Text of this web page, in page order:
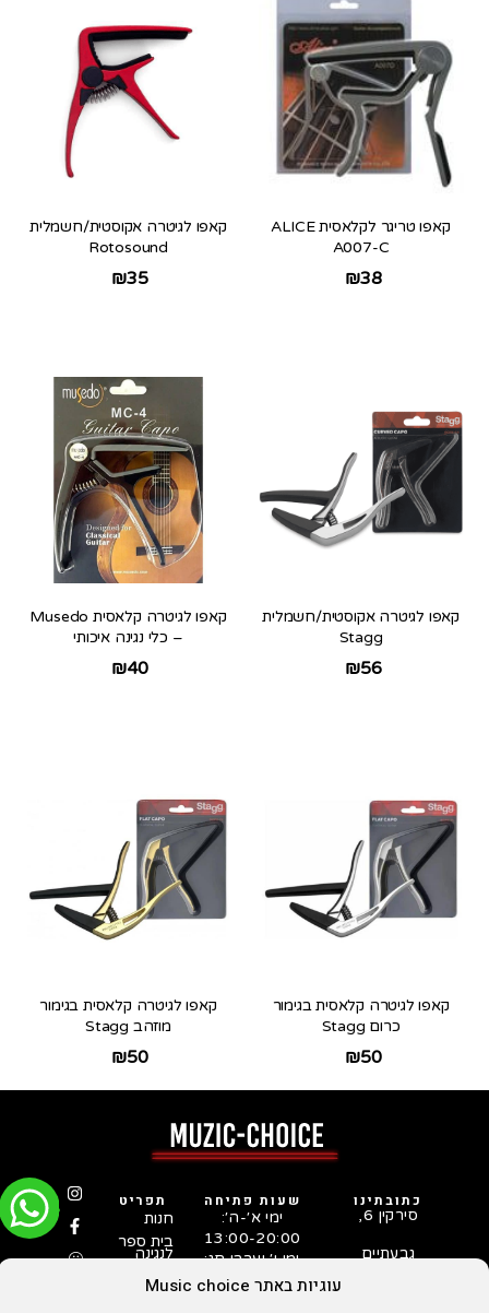
עוגיות באתר Music choice
קאפו טריגר לקלאסית ALICE
A007-C
₪38
קאפו לגיטרה אקוסטית/חשמלית
Rotosound
₪35
קאפו לגיטרה אקוסטית/חשמלית
Stagg
₪56
קאפו לגיטרה קלאסית Musedo
– כלי נגינה איכותי
₪40
קאפו לגיטרה קלאסית בגימור
כרום Stagg
₪50
קאפו לגיטרה קלאסית בגימור
מוזהב Stagg
₪50
כתובתינו
סירקין 6,
גבעתיים
שעות פתיחה
ימי א׳-ה׳:
13:00-20:00
ימי ו׳ וערבי חג:
10:00-15:00
תפריט
חנות
בית ספר
לנגינה
המדריך
לבחירת